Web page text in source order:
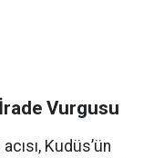
Vurgusu
Kudüs’ün